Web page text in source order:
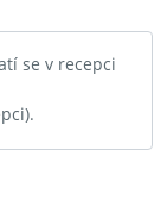
se v recepci